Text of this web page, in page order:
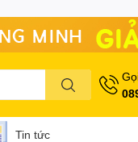
Tin tức